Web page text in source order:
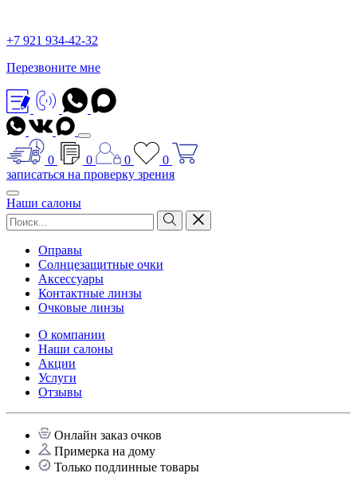
+7 921 934-42-32
Перезвоните мне
0 0 0
0
записаться на проверку зрения
Наши салоны
Оправы
Солнцезащитные очки
Аксессуары
Контактные линзы
Очковые линзы
О компании
Наши салоны
Акции
Услуги
Отзывы
Онлайн заказ очков
Примерка на дому
Только подлинные товары